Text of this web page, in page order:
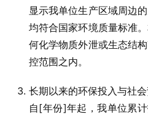
显示我单位生产区域周边
均符合国家环境质量标准
何化学物质外泄或生态结
控范围之内。
长期以来的环保投入与社
自[年份]年起，我单位累